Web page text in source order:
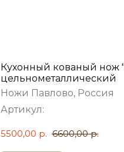
Кухонный кованый
цельнометаллический
Ножи Павлово, Россия
Артикул:
5500,00 р. 6600,00 р.